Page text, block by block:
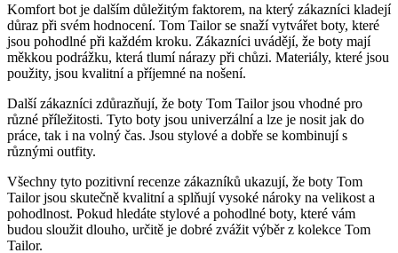
Komfort bot⁣ je dalším důležitým ‍faktorem, na který zákazníci kladejí‍
důraz při ⁣svém hodnocení. Tom Tailor se snaží vytvářet boty,⁣ které
jsou pohodlné při každém‌ kroku. Zákazníci uvádějí, že boty mají
měkkou‌ podrážku, která tlumí nárazy‌ při chůzi. Materiály, ⁣které jsou⁣
použity, ‍jsou kvalitní a ​příjemné na ​nošení.
Další zákazníci zdůrazňují, že boty Tom Tailor jsou vhodné‌ pro
různé příležitosti. Tyto boty ‌jsou⁢ univerzální ​a lze je nosit jak⁢ do
práce, ​tak ​i na volný čas.⁣ Jsou stylové a dobře​ se ‍kombinují s
různými outfity.
Všechny tyto pozitivní recenze ⁤zákazníků ukazují, že boty Tom
Tailor jsou skutečně kvalitní a splňují vysoké nároky na velikost a
pohodlnost. Pokud ‍hledáte stylové a ⁢pohodlné‍ boty, které ⁣vám
budou sloužit dlouho, určitě⁢ je dobré zvážit ⁣výběr ‌z kolekce Tom
Tailor.